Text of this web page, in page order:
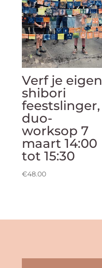
Verf je eigen
shibori
feestslinger,
duo-
worksop 7
maart 14:00
tot 15:30
€48.00